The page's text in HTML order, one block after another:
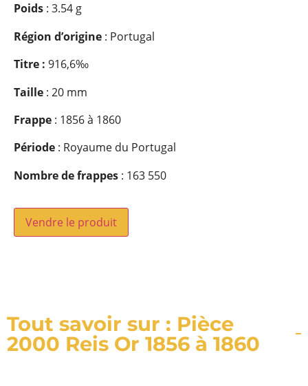
Poids : 3.54 g
Région d’origine : Portugal
Titre : 916,6‰
Taille : 20 mm
Frappe : 1856 à 1860
Période : Royaume du Portugal
Nombre de frappes : 163 550
Vendre le produit
Tout savoir sur : Pièce
2000 Reis Or 1856 à 1860